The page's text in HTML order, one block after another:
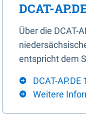
DCAT-
Über die DCAT-
entspricht dem
DCAT-
Weitere